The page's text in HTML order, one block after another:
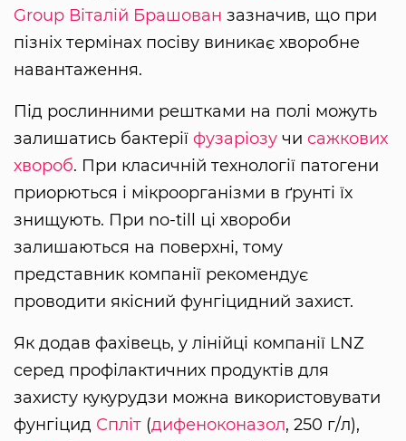
Group Віталій Брашован зазначив, що при
пізніх термінах посіву виникає хворобне
навантаження.
Під рослинними рештками на полі можуть
залишатись бактерії фузаріозу чи сажкових
хвороб. При класичній технології патогени
приорються і мікроорганізми в ґрунті їх
знищують. При no-till ці хвороби
залишаються на поверхні, тому
представник компанії рекомендує
проводити якісний фунгіцидний захист.
Як додав фахівець, у лінійці компанії LNZ
серед профілактичних продуктів для
захисту кукурудзи можна використовувати
фунгіцид Спліт (дифеноконазол, 250 г/л),